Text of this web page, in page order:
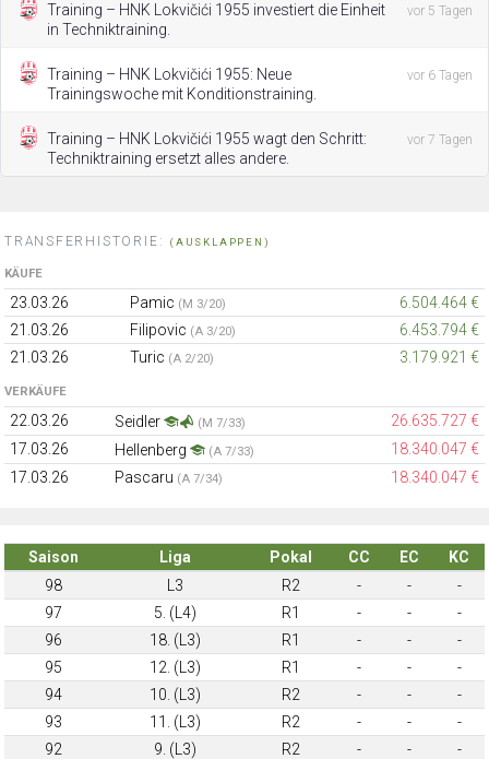
Training – HNK Lokvičići 1955 investiert die Einheit
in Techniktraining.
vor 5 Tagen
Training – HNK Lokvičići 1955: Neue
Trainingswoche mit Konditionstraining.
vor 6 Tagen
Training – HNK Lokvičići 1955 wagt den Schritt:
Techniktraining ersetzt alles andere.
vor 7 Tagen
TRANSFERHISTORIE: (AUSKLAPPEN)
KÄUFE
23.03.26 Pamic (M 3/20)
6.504.464 €
21.03.26
Filipovic (A 3/20)
6.453.794 €
21.03.26
Turic (A 2/20) 3.179.921 €
VERKÄUFE
22.03.26 Seidler (M 7/33)
26.635.727 €
17.03.26
Hellenberg (A 7/33)
18.340.047 €
17.03.26
Pascaru (A 7/34) 18.340.047 €
Saison Liga Pokal CC EC
KC
98
L3 R2 - -
-
97
5. (L4) R1 - -
-
96
18. (L3) R1 - -
-
95
12. (L3) R1 - -
-
94
10. (L3) R2 - -
-
93
11. (L3) R2 - -
-
92
9. (L3) R2 - - -